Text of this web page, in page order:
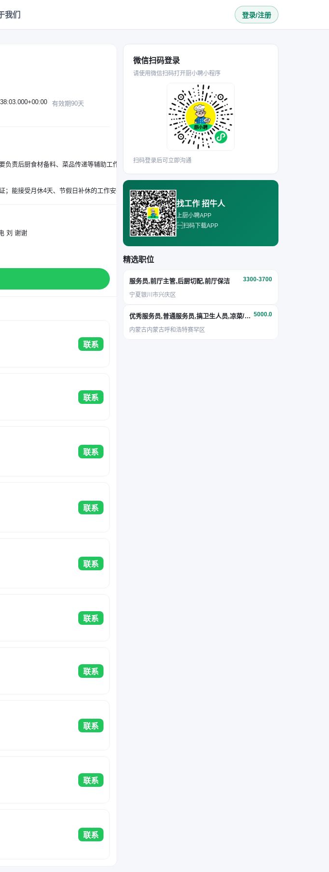
有效期90天
责后厨食材备料、菜品传递等辅助工作，两类岗位均需维护所在区域的环境卫生。
刘 谢谢
联系
联系
联系
联系
联系
联系
联系
联系
联系
联系
微信扫码登录
请使用微信扫码打开厨小聘小程序
扫码登录后可立即沟通
找工作 招牛人
上厨小聘APP
扫码下载APP
精选职位
服务员,前厅主管,后厨切配,前厅保洁 3300-3700
宁夏银川市兴庆区
优秀服务员,普通服务员,搞卫生人员,凉菜/面点 5000.0
内蒙古内蒙古呼和浩特赛罕区
我们 登录/注册